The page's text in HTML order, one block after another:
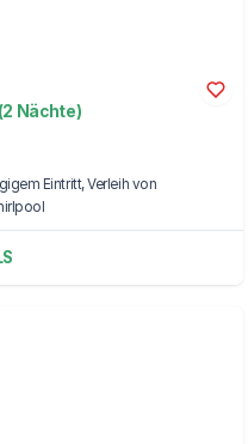
Nächte)
Eintritt, Verleih von